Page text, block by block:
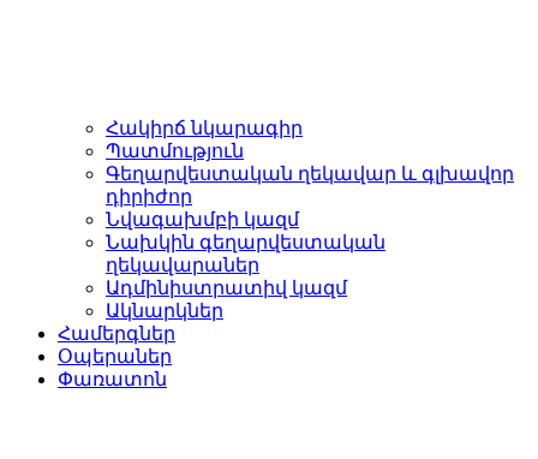
Հակիրճ նկարագիր
Պատմություն
Գեղարվեստական ղեկավար և գլխավոր
դիրիժոր
Նվագախմբի կազմ
Նախկին գեղարվեստական
ղեկավարաներ
Ադմինիստրատիվ կազմ
Ակնարկներ
Համերգներ
Օպերաներ
Փառատոն